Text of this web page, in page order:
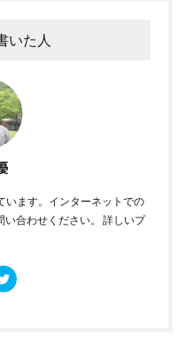
いた人
います。インターネットでの
合わせください。 詳しいプ